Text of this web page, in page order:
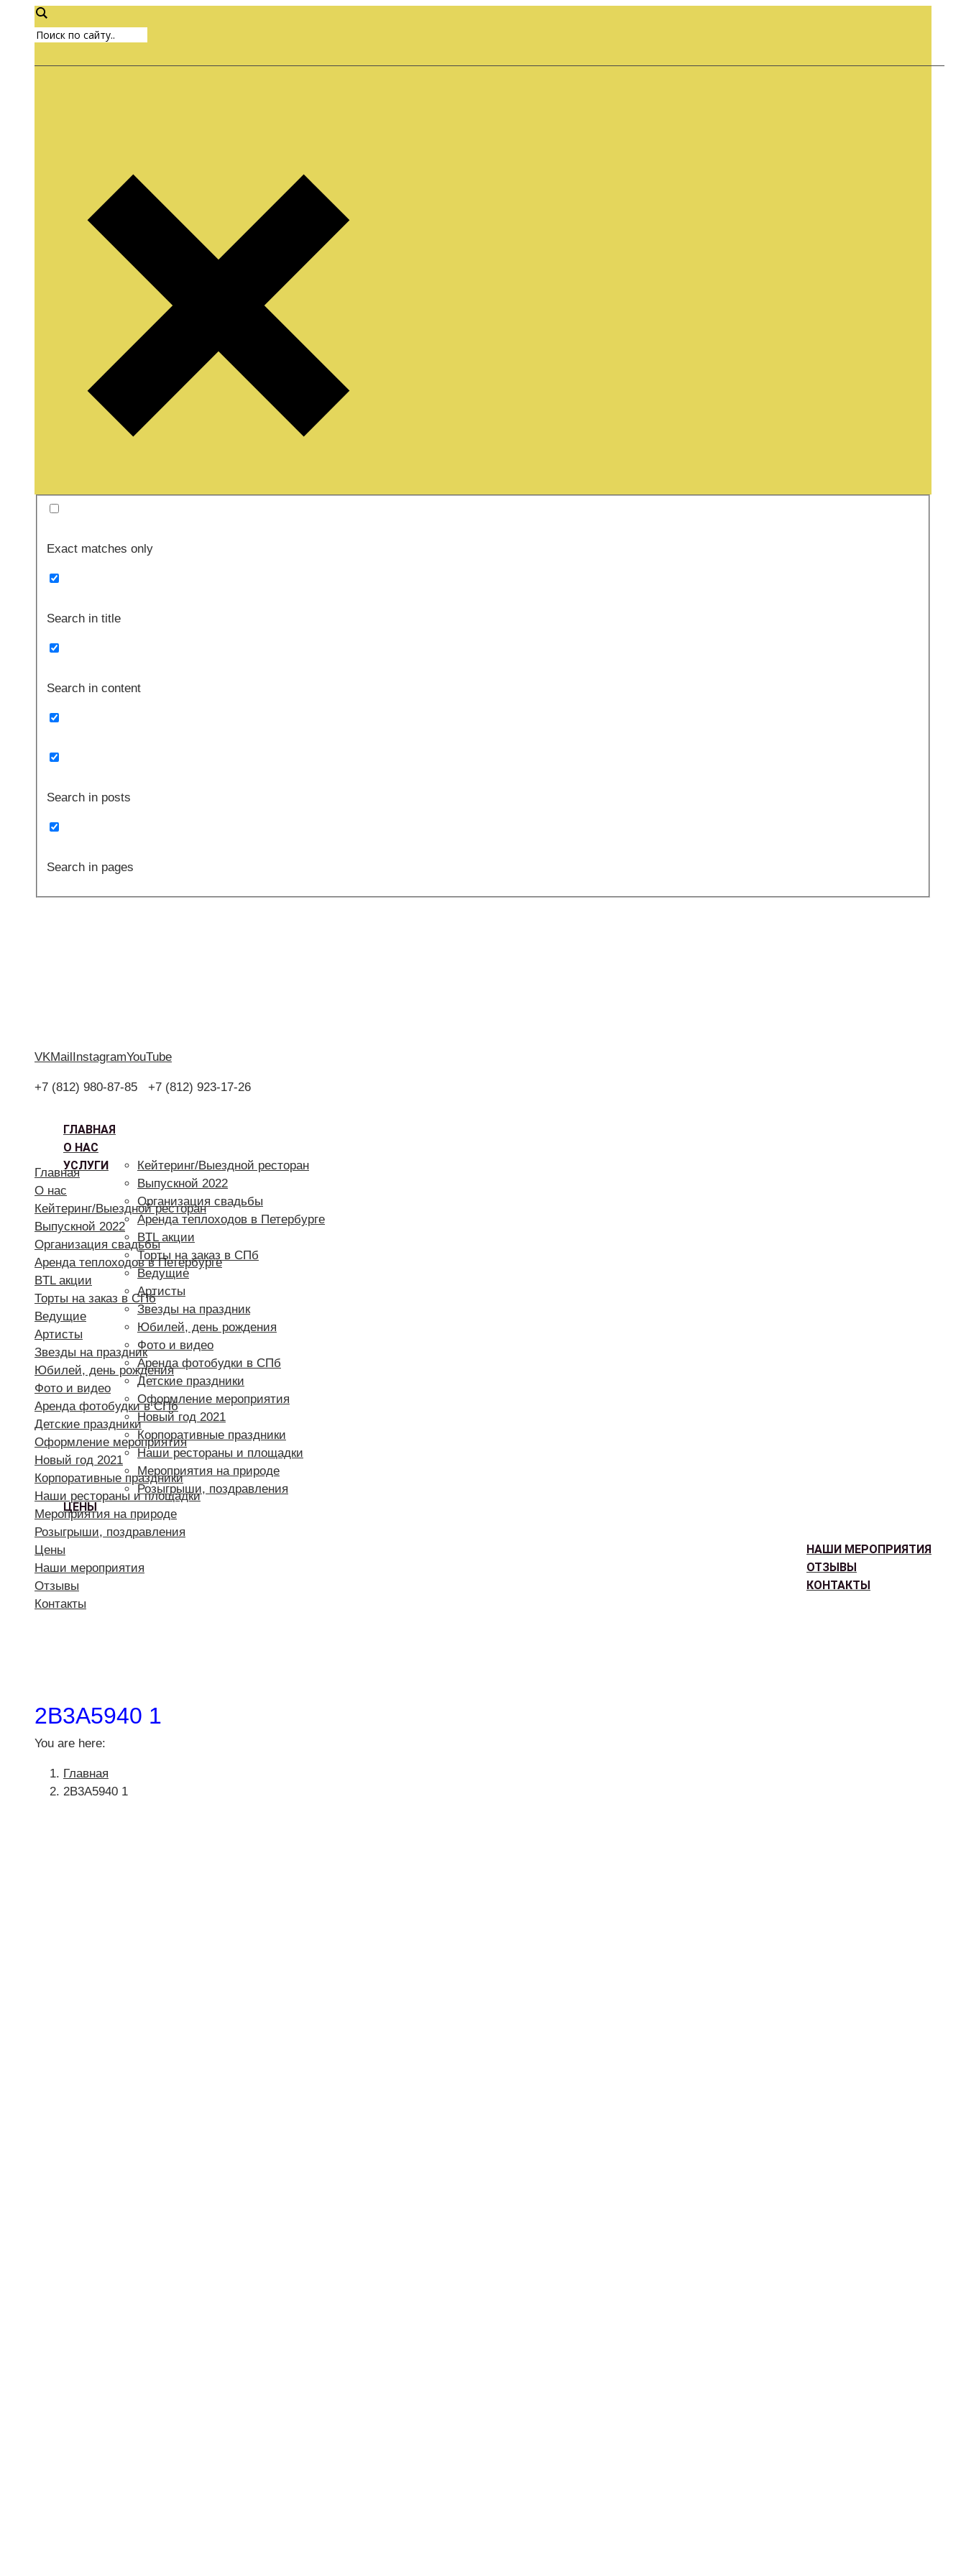
Exact matches only
Search in title
Search in content
Search in posts
Search in pages
VKMailInstagramYouTube
+7 (812) 980-87-85 +7 (812) 923-17-26
ГЛАВНАЯ
О НАС
УСЛУГИ
Кейтеринг/Выездной ресторан
Выпускной 2022
Организация свадьбы
Аренда теплоходов в Петербурге
BTL акции
Торты на заказ в СПб
Ведущие
Артисты
Звезды на праздник
Юбилей, день рождения
Фото и видео
Аренда фотобудки в СПб
Детские праздники
Оформление мероприятия
Новый год 2021
Корпоративные праздники
Наши рестораны и площадки
Мероприятия на природе
Розыгрыши, поздравления
ЦЕНЫ
НАШИ МЕРОПРИЯТИЯ
ОТЗЫВЫ
КОНТАКТЫ
Главная
О нас
Кейтеринг/Выездной ресторан
Выпускной 2022
Организация свадьбы
Аренда теплоходов в Петербурге
BTL акции
Торты на заказ в СПб
Ведущие
Артисты
Звезды на праздник
Юбилей, день рождения
Фото и видео
Аренда фотобудки в СПб
Детские праздники
Оформление мероприятия
Новый год 2021
Корпоративные праздники
Наши рестораны и площадки
Мероприятия на природе
Розыгрыши, поздравления
Цены
Наши мероприятия
Отзывы
Контакты
2B3A5940 1
You are here:
Главная
2B3A5940 1